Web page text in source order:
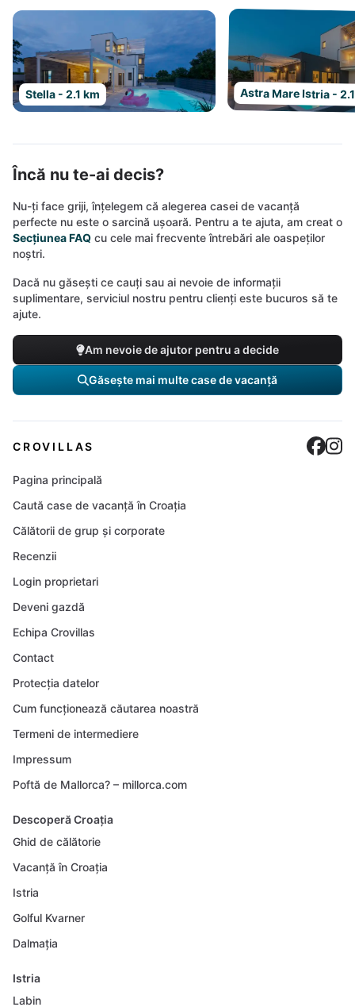
Stella - 2.1 km Astra Mare Istria -
Încă nu te-ai decis?
Nu-ți face griji, înțelegem că alegerea casei de vacanță
perfecte nu este o sarcină ușoară. Pentru a te ajuta, am creat o
Secțiunea FAQ cu cele mai frecvente întrebări ale oaspeților
noștri.
Dacă nu găsești ce cauți sau ai nevoie de informații
suplimentare, serviciul nostru pentru clienți este bucuros să te
ajute.
Am nevoie de ajutor pentru a decide
Găsește mai multe case de vacanță
CROVILLAS
Pagina principală
Caută case de vacanță în Croația
Călătorii de grup și corporate
Recenzii
Login proprietari
Deveni gazdă
Echipa Crovillas
Contact
Protecția datelor
Cum funcționează căutarea noastră
Termeni de intermediere
Impressum
Poftă de Mallorca? – millorca.com
Descoperă Croația
Ghid de călătorie
Vacanță în Croația
Istria
Golful Kvarner
Dalmația
Istria
Labin